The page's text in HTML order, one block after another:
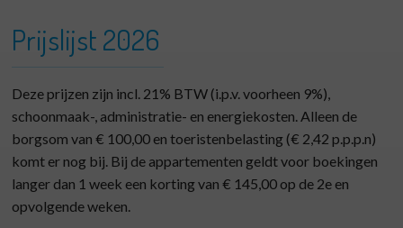
Prijslijst 2026
Deze prijzen zijn incl. 21% BTW (i.p.v. voorheen 9%),
schoonmaak-, administratie- en energiekosten. Alleen de
borgsom van € 100,00 en toeristenbelasting (€ 2,42 p.p.p.n)
komt er nog bij. Bij de appartementen geldt voor boekingen
langer dan 1 week een korting van € 145,00 op de 2e en
opvolgende weken.